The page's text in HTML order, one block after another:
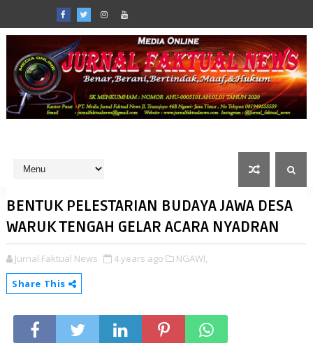
BENTUK PELESTARIAN BUDAYA JAWA DESA
WARUK TENGAH GELAR ACARA NYADRAN
Jurnal Faktual News 4 years ago
NGAWI,
Share This